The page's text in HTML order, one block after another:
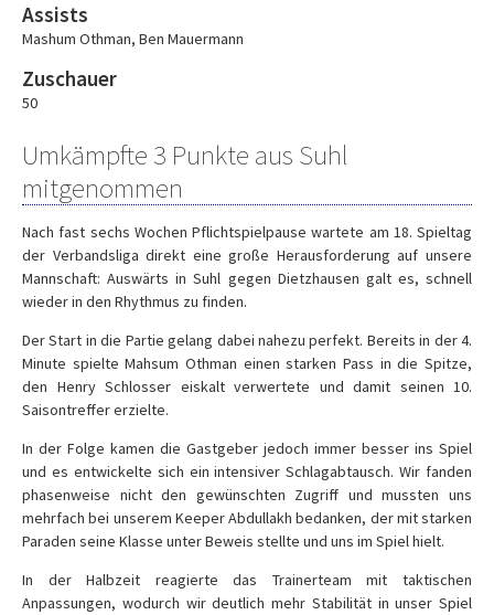
Assists
Mashum Othman, Ben Mauermann
Zuschauer
50
Umkämpfte 3 Punkte aus Suhl
mitgenommen
Nach fast sechs Wochen Pflichtspielpause wartete am 18. Spieltag
der Verbandsliga direkt eine große Herausforderung auf unsere
Mannschaft: Auswärts in Suhl gegen Dietzhausen galt es, schnell
wieder in den Rhythmus zu finden.
Der Start in die Partie gelang dabei nahezu perfekt. Bereits in der 4.
Minute spielte Mahsum Othman einen starken Pass in die Spitze,
den Henry Schlosser eiskalt verwertete und damit seinen 10.
Saisontreffer erzielte.
In der Folge kamen die Gastgeber jedoch immer besser ins Spiel
und es entwickelte sich ein intensiver Schlagabtausch. Wir fanden
phasenweise nicht den gewünschten Zugriff und mussten uns
mehrfach bei unserem Keeper Abdullakh bedanken, der mit starken
Paraden seine Klasse unter Beweis stellte und uns im Spiel hielt.
In der Halbzeit reagierte das Trainerteam mit taktischen
Anpassungen, wodurch wir deutlich mehr Stabilität in unser Spiel